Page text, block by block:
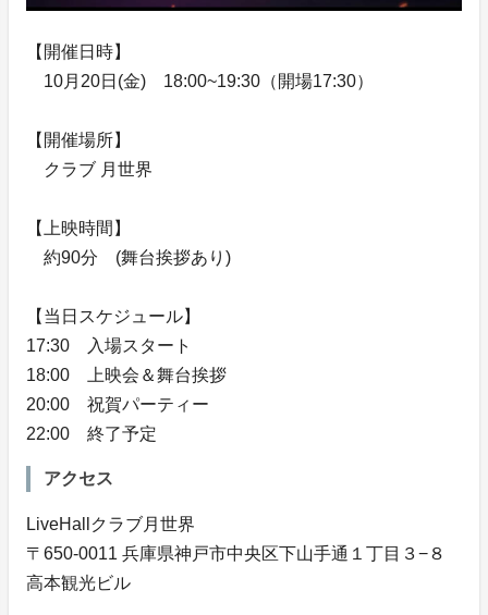
【開催日時】
10月20日(金) 18:00~19:30（開場17:30）
【開催場所】
クラブ 月世界
【上映時間】
約90分 (舞台挨拶あり)
【当日スケジュール】
17:30 入場スタート
18:00 上映会＆舞台挨拶
20:00 祝賀パーティー
22:00 終了予定
アクセス
LiveHallクラブ月世界
〒650-0011 兵庫県神戸市中央区下山手通１丁目３−８
高本観光ビル